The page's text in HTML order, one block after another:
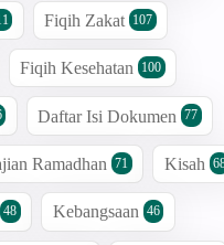
Fiqih Zakat 107
Fiqih Kesehatan 100
Daftar Isi Dokumen 77
Ramadhan 71 Kisah
48 Kebangsaan 46